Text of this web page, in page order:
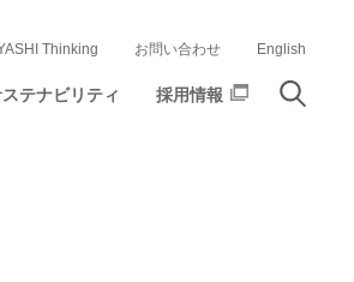
テナビリティ 採用情報
Thinking お問い合わせ English